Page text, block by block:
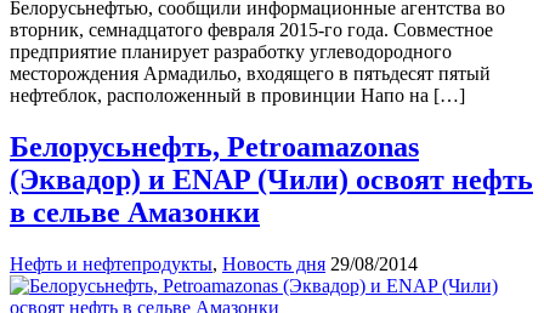
Белорусьнефтью, сообщили информационные агентства во
вторник, семнадцатого февраля 2015-го года. Совместное
предприятие планирует разработку углеводородного
месторождения Армадильо, входящего в пятьдесят пятый
нефтеблок, расположенный в провинции Напо на […]
Белорусьнефть, Petroamazonas
(Эквадор) и ENAP (Чили) освоят нефть
в сельве Амазонки
Нефть и нефтепродукты, Новость дня 29/08/2014